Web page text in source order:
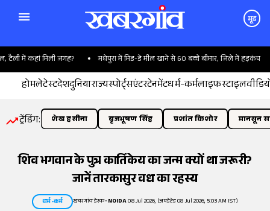
मूड
में कहां मिली जगह? मधेपुरा में मिड-डे मील खाने से 60 बच्चे बीमार, जिले में हड़कंप
होमलेटेस्टदेशदुनियाराज्यस्पोर्ट्सएंटरटेनमेंटधर्म-कर्मलाइफस्टाइल
ट्रेंडिंग: शेख हसीना बृजभूषण सिंह प्रशांत किशोर मानसून
शिव भगवान के पुत्र कार्तिकेय का जन्म क्यों था जरूरी?
जानें तारकासुर वध का रहस्य
धर्म-कर्म खबरगांव डेस्क•NOIDA08 Jul 2026, (अपडेटेड 08 Jul 2026, 5:03 AM IST)